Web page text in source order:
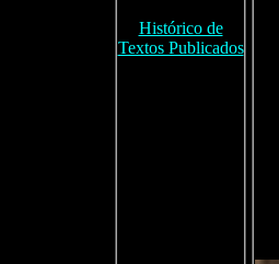
Histórico de
Textos Publicados